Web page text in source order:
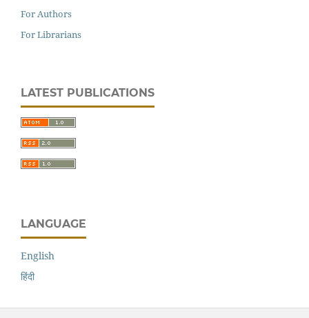
For Authors
For Librarians
LATEST PUBLICATIONS
LANGUAGE
English
हिंदी